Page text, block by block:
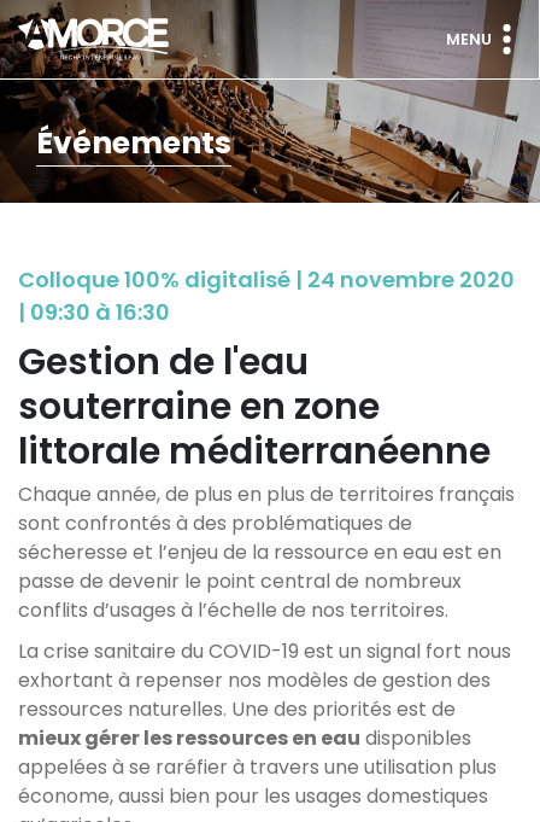
MENU
Événements
Colloque 100% digitalisé | 24 novembre 2020
| 09:30 à 16:30
Gestion de l'eau
souterraine en zone
littorale méditerranéenne
Chaque année, de plus en plus de territoires français
sont confrontés à des problématiques de
sécheresse et l’enjeu de la ressource en eau est en
passe de devenir le point central de nombreux
conflits d’usages à l’échelle de nos territoires.
La crise sanitaire du COVID-19 est un signal fort nous
exhortant à repenser nos modèles de gestion des
ressources naturelles. Une des priorités est de
mieux gérer les ressources en eau disponibles
appelées à se raréfier à travers une utilisation plus
économe, aussi bien pour les usages domestiques